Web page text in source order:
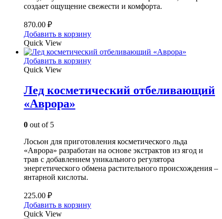
создает ощущение свежести и комфорта.
870.00 ₽
Добавить в корзину
Quick View
Добавить в корзину
Quick View
Лед косметический отбеливающий
«Аврора»
0 out of 5
Лосьон для приготовления косметического льда
«Аврора» разработан на основе экстрактов из ягод и
трав с добавлением уникального регулятора
энергетического обмена растительного происхождения –
янтарной кислоты.
225.00 ₽
Добавить в корзину
Quick View